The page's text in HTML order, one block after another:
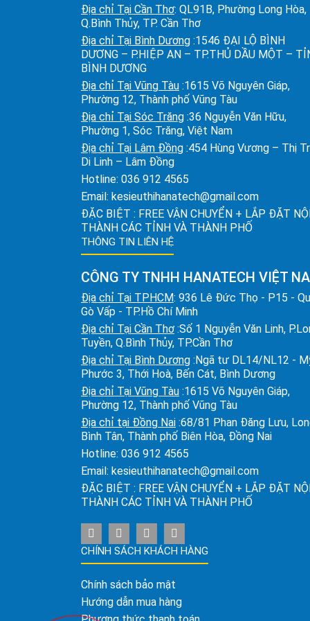
Địa chỉ Tại Cần Thơ: QL91B, Phường Long Hòa,
Q.Bình Thủy, TP. Cần Thơ
Địa chỉ Tại Bình Dương :1546 ĐẠI LỘ BÌNH
DƯƠNG – P.HIỆP AN – TP.THỦ DẦU MỘT –
BÌNH DƯƠNG
Địa chỉ Tại Vũng Tàu :1615 Võ Nguyên Giáp,
Phường 12, Thành phố Vũng Tàu
Địa chỉ Tại Sóc Trăng :36 Nguyễn Văn Hữu,
Phường 1, Sóc Trăng, Việt Nam
Địa chỉ Tại Lâm Đồng :454 Hùng Vương – Thị
Di Linh – Lâm Đồng
Hotline: 036 912 4565
Email: kesieuthihanatech@gmail.com
ĐẶC BIỆT : FREE VẬN CHUYỂN + LẮP ĐẶT
THÀNH CÁC TỈNH VÀ THÀNH PHỐ
THÔNG TIN LIÊN HỆ
CÔNG TY TNHH HANATECH VIỆT
Địa chỉ Tại TPHCM: 936 Lê Đức Thọ - P15 -
Gò Vấp - TP.Hồ Chí Minh
Địa chỉ Tại Cần Thơ :Số 1 Nguyễn Văn Linh,
Tuyền, Q.Bình Thủy, TP.Cần Thơ
Địa chỉ Tại Bình Dương :Ngã tư DL14/NL12 -
Phước 3, Thới Hoà, Bến Cát, Bình Dương
Địa chỉ Tại Vũng Tàu :1615 Võ Nguyên Giáp,
Phường 12, Thành phố Vũng Tàu
Địa chỉ tại Đồng Nai :68/81 Phan Đăng Lưu,
Bình Tân, Thành phố Biên Hòa, Đồng Nai
Hotline: 036 912 4565
Email: kesieuthihanatech@gmail.com
ĐẶC BIỆT : FREE VẬN CHUYỂN + LẮP ĐẶT
THÀNH CÁC TỈNH VÀ THÀNH PHỐ
CHÍNH SÁCH KHÁCH HÀNG
Chính sách bảo mật
Hướng dẫn mua hàng